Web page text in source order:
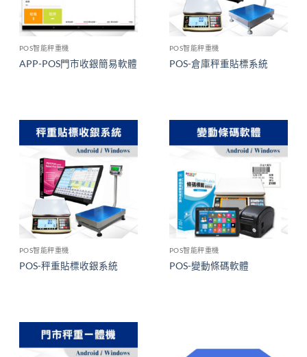
POS智能秤重機
APP-POS門市收銀簡易軟體
POS智能秤重機
POS-倉庫秤重貼標系統
POS智能秤重機
POS-秤重貼標收銀系統
POS智能秤重機
POS-變動條碼軟體